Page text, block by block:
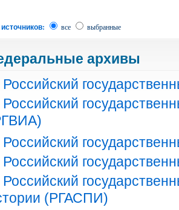
все выбранные
архивы
Российский
Российский
Российский
Российский
Российский
(РГАСПИ)